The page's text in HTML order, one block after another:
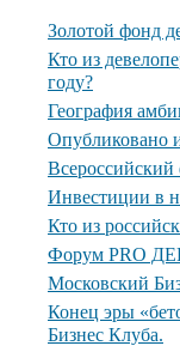
Золотой фонд
Кто из
году?
География
Опубликовано
Инвестиции в
Кто из
Форум PRO
Московский
Конец эры
Бизнес Клуба.